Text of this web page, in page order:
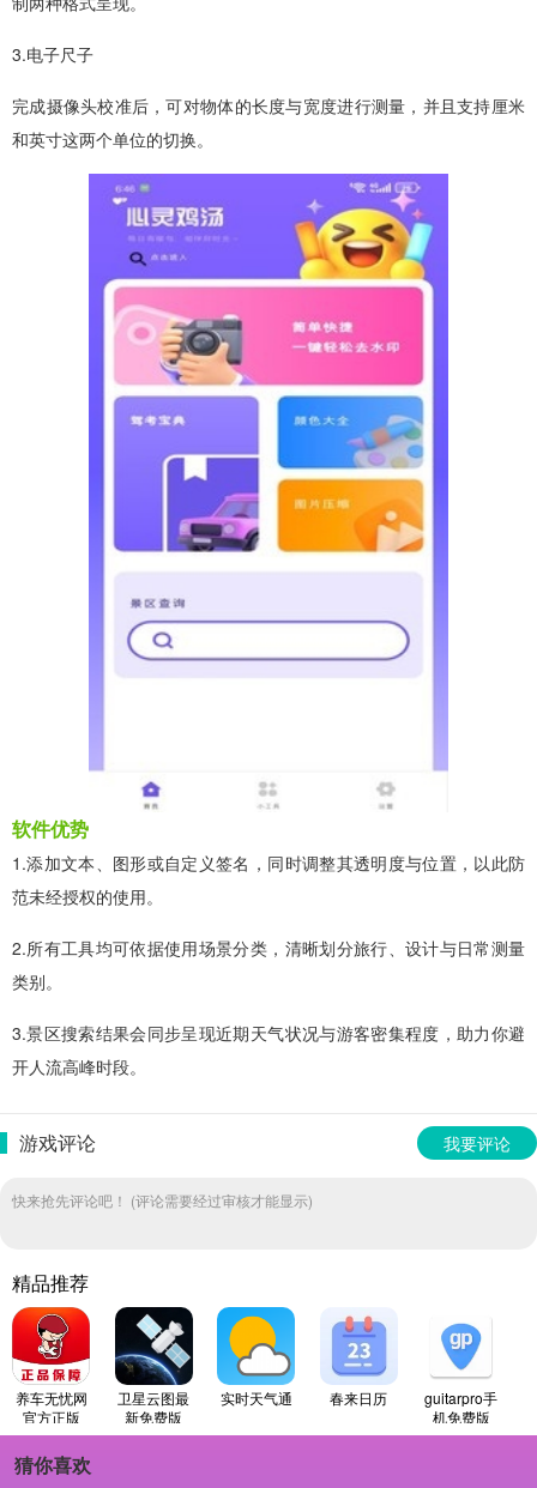
3.电子尺子
完成摄像头校准后，可对物体的长度与宽度进行测量，并且支持厘米
和英寸这两个单位的切换。
软件优势
1.添加文本、图形或自定义签名，同时调整其透明度与位置，以此防
范未经授权的使用。
2.所有工具均可依据使用场景分类，清晰划分旅行、设计与日常测量
类别。
3.景区搜索结果会同步呈现近期天气状况与游客密集程度，助力你避
开人流高峰时段。
游戏评论 我要评论
快来抢先评论吧！ (评论需要经过审核才能显示)
精品推荐
养车无忧网
官方正版
卫星云图最
新免费版
实时天气通 春来日历
guitarpro手
机免费版
猜你喜欢